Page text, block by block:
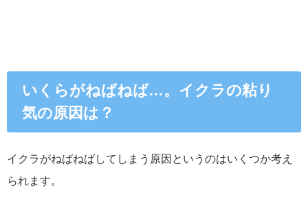
いくらがねばねば…。イクラの粘り
気の原因は？
イクラがねばねばしてしまう原因というのはいくつか考え
られます。